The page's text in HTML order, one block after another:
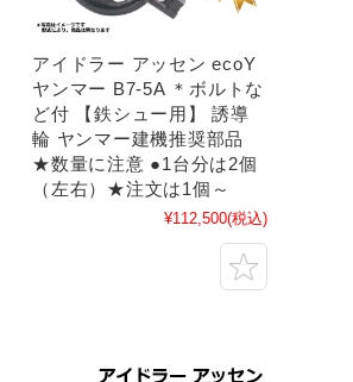
アイドラー アッセン ecoY
ヤンマー B7-5A ＊ボルトな
ど付 【鉄シュー用】 誘導
輪 ヤンマー建機推奨部品
★数量に注意 ●1台分は2個
（左右）★注文は1個～
¥112,500(税込)